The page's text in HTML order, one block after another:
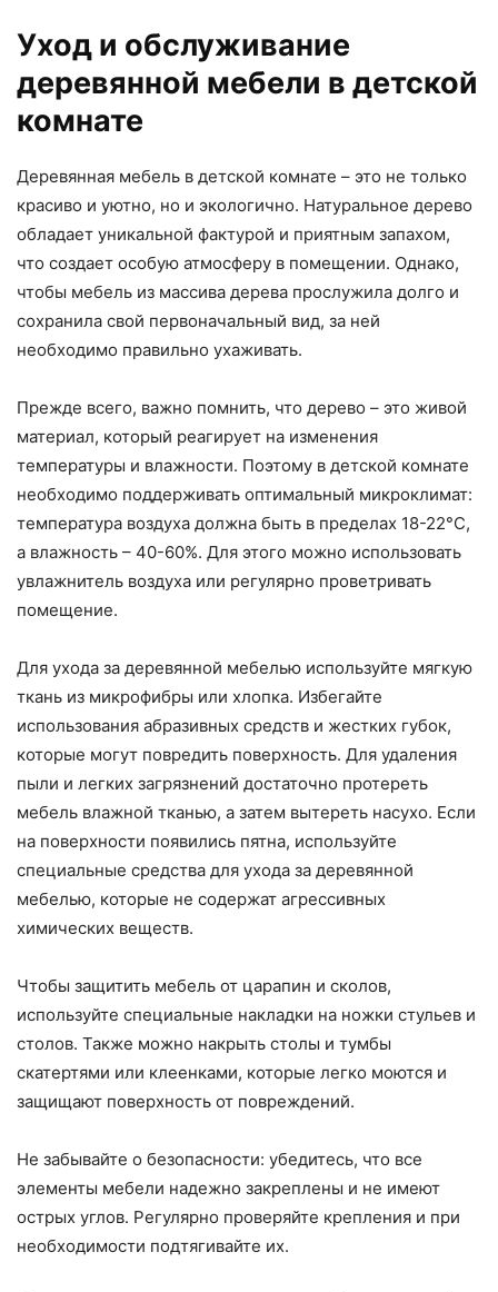
Уход и обслуживание
деревянной мебели в детской
комнате
Деревянная мебель в детской комнате – это не только
красиво и уютно, но и экологично. Натуральное дерево
обладает уникальной фактурой и приятным запахом,
что создает особую атмосферу в помещении. Однако,
чтобы мебель из массива дерева прослужила долго и
сохранила свой первоначальный вид, за ней
необходимо правильно ухаживать.
Прежде всего, важно помнить, что дерево – это живой
материал, который реагирует на изменения
температуры и влажности. Поэтому в детской комнате
необходимо поддерживать оптимальный микроклимат:
температура воздуха должна быть в пределах 18-22°C,
а влажность – 40-60%. Для этого можно использовать
увлажнитель воздуха или регулярно проветривать
помещение.
Для ухода за деревянной мебелью используйте мягкую
ткань из микрофибры или хлопка. Избегайте
использования абразивных средств и жестких губок,
которые могут повредить поверхность. Для удаления
пыли и легких загрязнений достаточно протереть
мебель влажной тканью, а затем вытереть насухо. Если
на поверхности появились пятна, используйте
специальные средства для ухода за деревянной
мебелью, которые не содержат агрессивных
химических веществ.
Чтобы защитить мебель от царапин и сколов,
используйте специальные накладки на ножки стульев и
столов. Также можно накрыть столы и тумбы
скатертями или клеенками, которые легко моются и
защищают поверхность от повреждений.
Не забывайте о безопасности: убедитесь, что все
элементы мебели надежно закреплены и не имеют
острых углов. Регулярно проверяйте крепления и при
необходимости подтягивайте их.